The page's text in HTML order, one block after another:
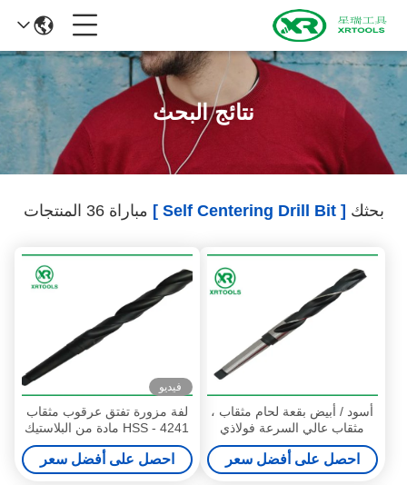
نتائج البحث
بحثك [ Self Centering Drill Bit ] مباراة 36 المنتجات
أسود / أبيض بقعة لحام مثقاب ،
مثقاب عالي السرعة فولاذي
ذاتي التمركز
احصل على أفضل سعر
فيديو
لفة مزورة تفتق عرقوب مثقاب
HSS - 4241 مادة من البلاستيك
118 درجة
احصل على أفضل سعر